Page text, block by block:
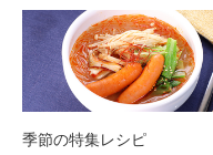
季節の特集レシピ